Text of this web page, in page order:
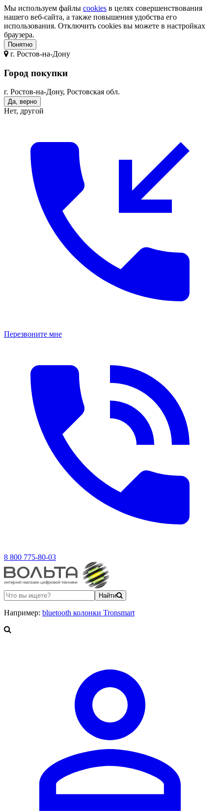
Мы используем файлы cookies в целях совершенствования
нашего веб-сайта, а также повышения удобства его
использования. Отключить cookies вы можете в настройках
браузера.
Понятно
г. Ростов-на-Дону
Город покупки
г. Ростов-на-Дону, Ростовская обл.
Да, верно
Нет, другой
Перезвоните мне
8 800 775-80-03
Найти
Например: bluetooth колонки Tronsmart